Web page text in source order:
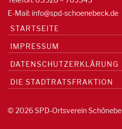
E-Mail: info@spd-schoenebeck.de
STARTSEITE
IMPRESSUM
DATENSCHUTZERKLÄRUNG
DIE STADTRATSFRAKTION
© 2026 SPD-Ortsverein